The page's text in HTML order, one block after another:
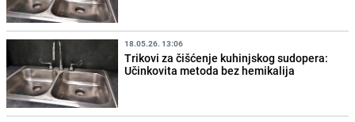
18.05.26. 13:06
Trikovi za čišćenje kuhinjskog sudopera:
Učinkovita metoda bez hemikalija